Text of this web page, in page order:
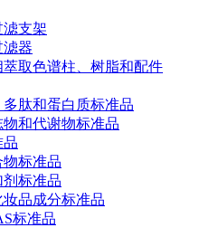
滤支架
滤器
萃取色谱柱、树脂和配件
肽和蛋白质标准品
和代谢物标准品
品
标准品
标准品
品成分标准品
标准品